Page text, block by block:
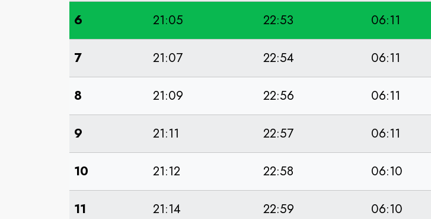
6 21:05 22:53 06:11
7 21:07 22:54 06:11
8 21:09 22:56 06:11
9 21:11 22:57 06:11
10 21:12 22:58 06:10
11 21:14 22:59 06:10